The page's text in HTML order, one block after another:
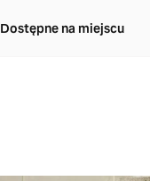
Dostępne na miejscu